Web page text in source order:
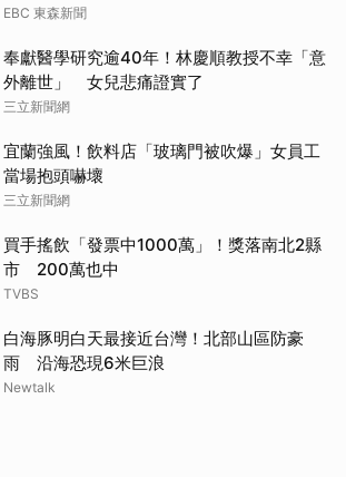
EBC 東森新聞
奉獻醫學研究逾40年！林慶順教授不幸「意
外離世」 女兒悲痛證實了
三立新聞網
宜蘭強風！飲料店「玻璃門被吹爆」女員工
當場抱頭嚇壞
三立新聞網
買手搖飲「發票中1000萬」！獎落南北2縣
市 200萬也中
TVBS
白海豚明白天最接近台灣！北部山區防豪
雨 沿海恐現6米巨浪
Newtalk